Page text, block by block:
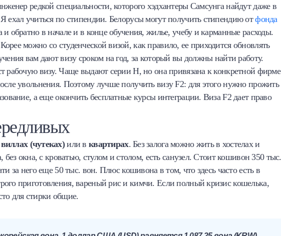
редкой специальности, которого хэдхантеры Самсунга найдут даже в
ехал учиться по стипендии. Белорусы могут получить стипендию отфонда
и обратно в начале и в конце обучения, жилье, учебу и карманные расходы.
можно со студенческой визой, как правило, ее приходится обновлять
вам дают визу сроком на год, за который вы должны найти работу.
рабочую визу. Чаще выдают серии H, но она привязана к конкретной
увольнения. Поэтому лучше получить визу F2: для этого нужно прожить
а еще окончить бесплатные курсы интеграции. Виза F2 дает право
виллах (чутеках)или в квартирах. Без залога можно жить в хостелах и
окна, с кроватью, стулом и столом, есть санузел. Стоит кошивон 350 тыс.
за него еще 50 тыс. вон. Плюс кошивона в том, что здесь часто есть в
приготовления, вареный рис и кимчи. Если полный кризис кошелька,
для стирки общие.